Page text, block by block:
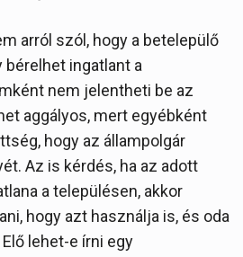
arról szól, hogy a betelepülő
bérelhet ingatlant a
nem jelentheti be az
aggályos, mert egyébként
hogy az állampolgár
Az is kérdés, ha az adott
a településen, akkor
hogy azt használja is, és oda
lehet-e írni egy